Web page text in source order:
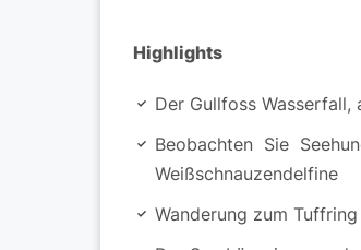
Highlights
Der Gullfoss Wasserfall,
Beobachten Sie
Weißschnauzendelfine
Wanderung zum